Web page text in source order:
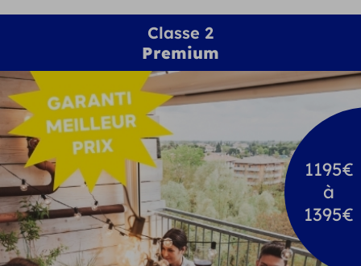
Classe 2
Premium
1195€
à
1395€